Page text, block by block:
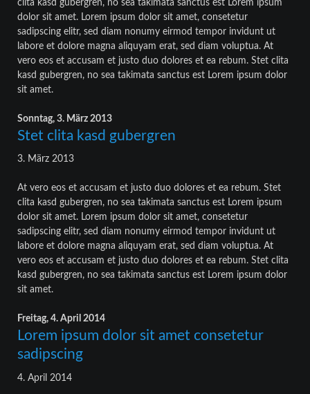
clita kasd gubergren, no sea takimata sanctus est Lorem ipsum
dolor sit amet. Lorem ipsum dolor sit amet, consetetur
sadipscing elitr, sed diam nonumy eirmod tempor invidunt ut
labore et dolore magna aliquyam erat, sed diam voluptua. At
vero eos et accusam et justo duo dolores et ea rebum. Stet clita
kasd gubergren, no sea takimata sanctus est Lorem ipsum dolor
sit amet.
Sonntag, 3. März 2013
Stet clita kasd gubergren
3. März 2013
At vero eos et accusam et justo duo dolores et ea rebum. Stet
clita kasd gubergren, no sea takimata sanctus est Lorem ipsum
dolor sit amet. Lorem ipsum dolor sit amet, consetetur
sadipscing elitr, sed diam nonumy eirmod tempor invidunt ut
labore et dolore magna aliquyam erat, sed diam voluptua. At
vero eos et accusam et justo duo dolores et ea rebum. Stet clita
kasd gubergren, no sea takimata sanctus est Lorem ipsum dolor
sit amet.
Freitag, 4. April 2014
Lorem ipsum dolor sit amet consetetur
sadipscing
4. April 2014